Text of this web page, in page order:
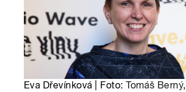
Eva Dřevínková | Foto:Tomáš Berný,